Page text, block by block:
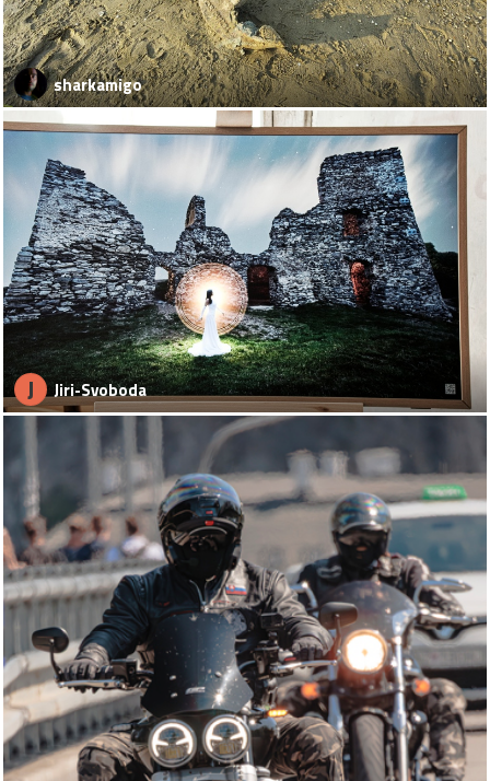
sharkamigo
J Jiri-Svoboda